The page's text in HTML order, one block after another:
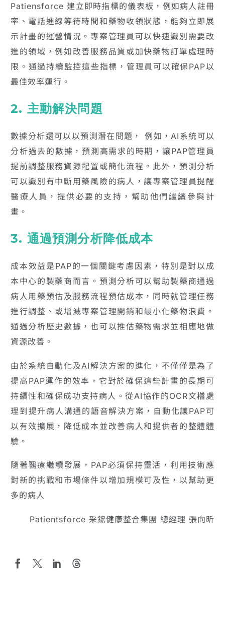
Patiensforce 建立即時指標的儀表板，例如病人註冊
率、電話進線等待時間和藥物收領狀態，能夠立即展
示計畫的運營情況。專案管理員可以快速識別需要改
進的領域，例如改善服務品質或加快藥物訂單處理時
限。通過持續監控這些指標，管理員可以確保PAP以
最佳效率運行。
2. 主動解決問題
數據分析還可以以預測潛在問題， 例如，AI系統可以
分析過去的數據，預測高需求的時期，讓PAP管理員
提前調整服務資源配置或簡化流程。此外，預測分析
可以識別有中斷用藥風險的病人，讓專案管理員提醒
醫療人員，提供必要的支持，幫助他們繼續參與計
畫。
3. 通過預測分析降低成本
成本效益是PAP的一個關鍵考慮因素，特別是對以成
本中心的製藥商而言。預測分析可以幫助製藥商通過
病人用藥預估及服務流程預估成本，同時就管理任務
進行調整、或增減專案管理開銷和最小化藥物浪費。
通過分析歷史數據，也可以推估藥物需求並相應地做
資源改善。
由於系統自動化及AI解決方案的進化，不僅僅是為了
提高PAP運作的效率，它對於確保這些計畫的長期可
持續性和確保成功支持病人。從AI協作的OCR文檔處
理到提升病人溝通的語音解決方案，自動化讓PAP可
以有效擴展，降低成本並改善病人和提供者的整體體
驗。
隨著醫療繼續發展，PAP必須保持靈活，利用技術應
對新的挑戰和市場條件以增加規模可及性，以幫助更
多的病人
Patientsforce 采鋐健康整合集團 總經理 張向昕